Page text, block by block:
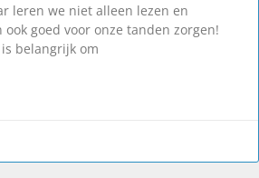
leren we niet alleen lezen en
goed voor onze tanden zorgen!
belangrijk om